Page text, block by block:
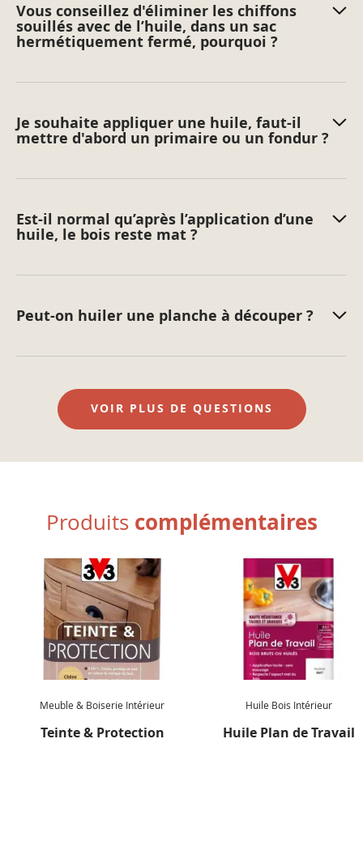
Vous conseillez d'éliminer les chiffons
souillés avec de l’huile, dans un sac
hermétiquement fermé, pourquoi ?
Je souhaite appliquer une huile, faut-il
mettre d'abord un primaire ou un fondur ?
Est-il normal qu’après l’application d’une
huile, le bois reste mat ?
Peut-on huiler une planche à découper ?
VOIR PLUS DE QUESTIONS
Produits complémentaires
Meuble & Boiserie Intérieur
Teinte & Protection
Huile Bois Intérieur
Huile Plan de Travail